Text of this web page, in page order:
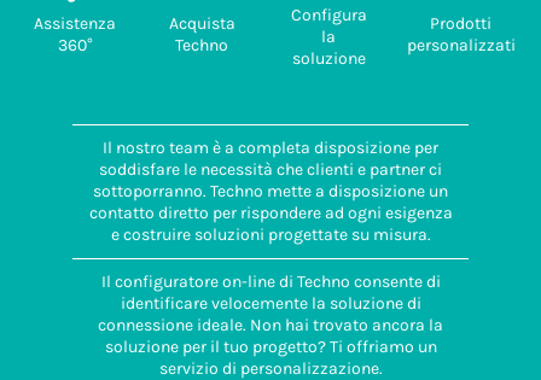
Assistenza
360°
Acquista
Techno
Configura
la
soluzione
Prodotti
personalizzati
Il nostro team è a completa disposizione per
soddisfare le necessità che clienti e partner ci
sottoporranno. Techno mette a disposizione un
contatto diretto per rispondere ad ogni esigenza
e costruire soluzioni progettate su misura.
Il configuratore on-line di Techno consente di
identificare velocemente la soluzione di
connessione ideale. Non hai trovato ancora la
soluzione per il tuo progetto? Ti offriamo un
servizio di personalizzazione.